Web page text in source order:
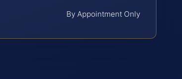
By Appointment Only